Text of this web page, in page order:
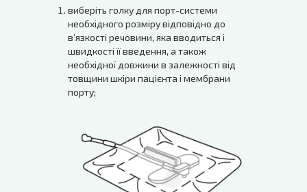
виберіть голку для порт-системи
необхідного розміру відповідно до
в’язкості речовини, яка вводиться і
швидкості її введення, а також
необхідної довжини в залежності від
товщини шкіри пацієнта і мембрани
порту;